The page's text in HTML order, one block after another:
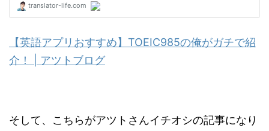
【英語アプリおすすめ】TOEIC985の俺がガチで紹
介！ | アツトブログ
そして、こちらがアツトさんイチオシの記事になり